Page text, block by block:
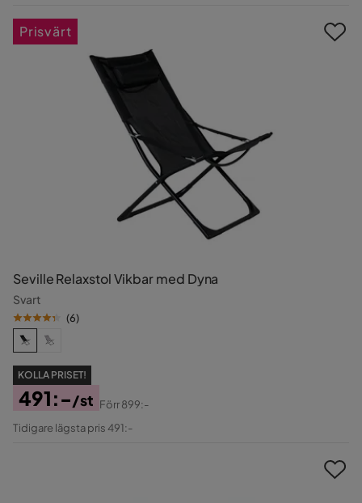
Seville Relaxstol Vikbar med Dyna
Svart
(6)
KOLLA PRISET!
Pris
491:-/st
Original
Förr899:-
Tidigare lägsta pris 491:-
Prisvärt